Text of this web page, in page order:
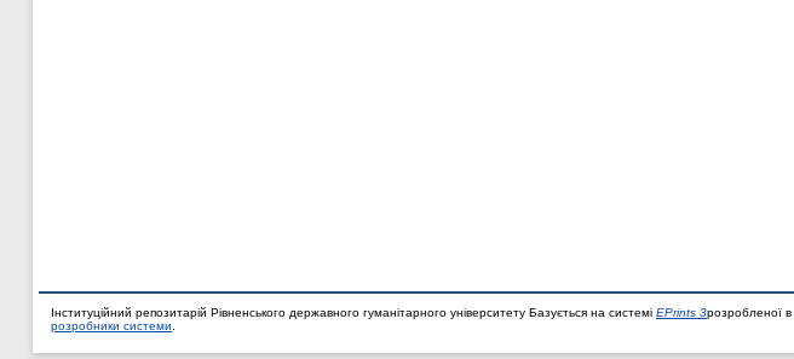
Інституційний репозитарій Рівненського державного гуманітарного університету Базується на системі EPrints 3розробленої в
розробники системи